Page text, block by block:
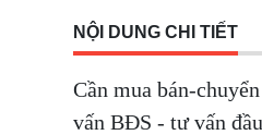
NỘI DUNG CHI TIẾT
Cần mua bán-
vấn BĐS - tư vấn